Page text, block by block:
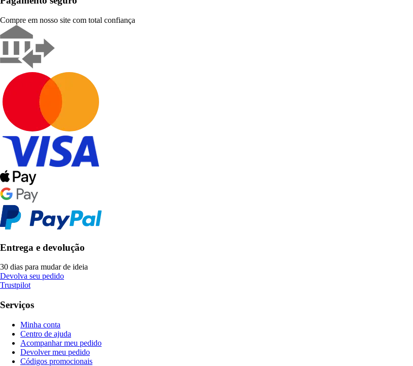
Compre em nosso site com total confiança
Entrega e devolução
30 dias para mudar de ideia
Devolva seu pedido
Trustpilot
Serviços
Minha conta
Centro de ajuda
Acompanhar meu pedido
Devolver meu pedido
Códigos promocionais